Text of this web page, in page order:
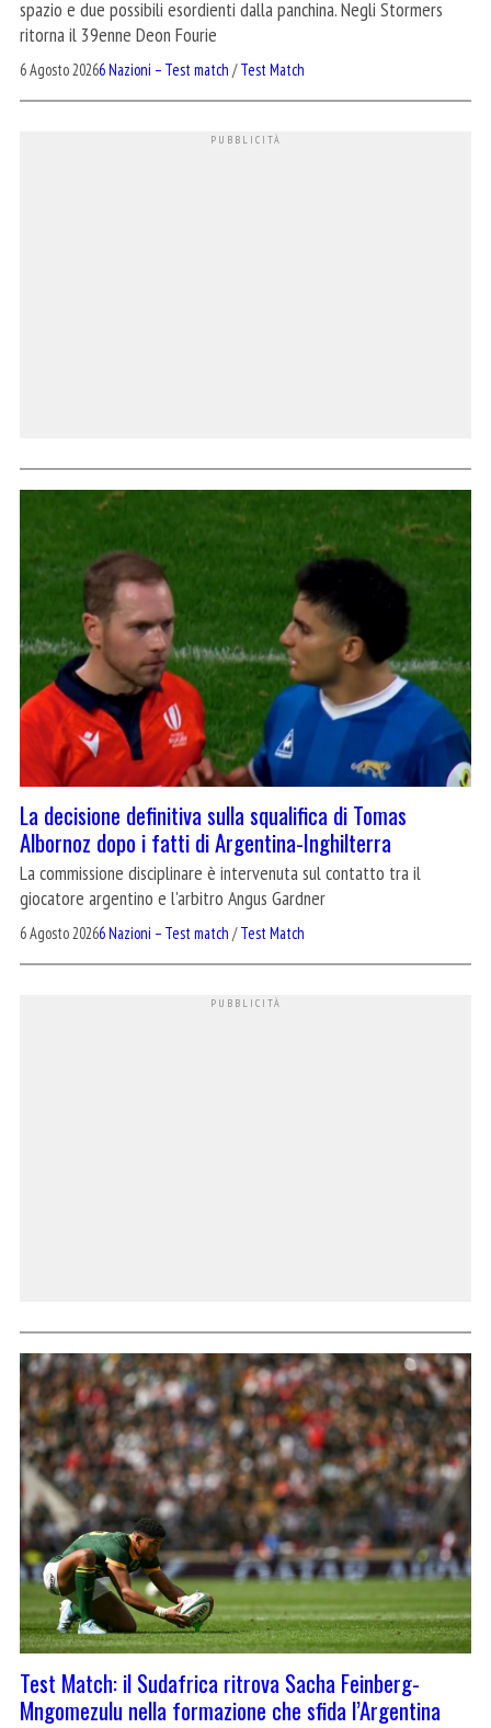
spazio e due possibili esordienti dalla panchina. Negli Stormers
ritorna il 39enne Deon Fourie
6 Agosto 20266 Nazioni – Test match /Test Match
La decisione definitiva sulla squalifica di Tomas
Albornoz dopo i fatti di Argentina-Inghilterra
La commissione disciplinare è intervenuta sul contatto tra il
giocatore argentino e l'arbitro Angus Gardner
6 Agosto 20266 Nazioni – Test match /Test Match
Test Match: il Sudafrica ritrova Sacha Feinberg-
Mngomezulu nella formazione che sfida l’Argentina